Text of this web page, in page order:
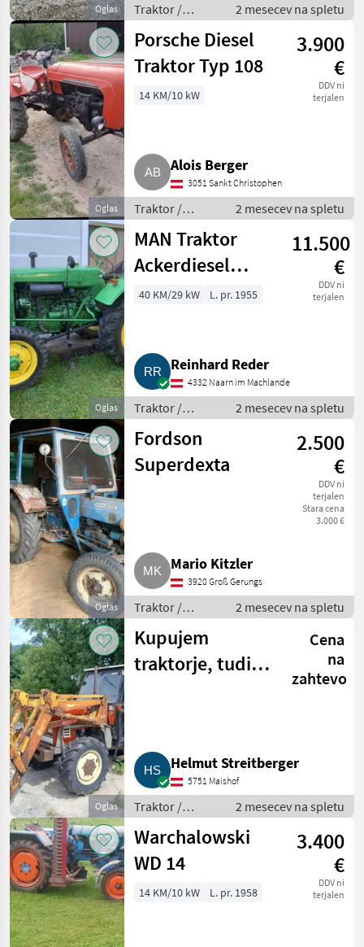
Oglas
Traktor /
Standardni
traktor
2 mesecev na spletu
Oglas
Porsche Diesel
Traktor Typ 108
3.900
€
DDV ni
terjalen
14 KM/10 kW
Alois Berger
3051 Sankt Christophen
Traktor /
Standardni
traktor
2 mesecev na spletu
Oglas
MAN Traktor
Ackerdiesel
AS440 A 4-Rad,
11.500
€
DDV ni
terjalen
40 KM/29 kW L. pr. 1955
Reinhard Reder
4332 Naarn im Machlande
Traktor /
Standardni
traktor
2 mesecev na spletu
Oglas
Fordson
Superdexta
2.500
€
DDV ni
terjalen
Stara cena
3.000 €
Mario Kitzler
3920 Groß Gerungs
Traktor /
Standardni
traktor
2 mesecev na spletu
Oglas
Kupujem
traktorje, tudi
Cena
na
zahtevo
Helmut Streitberger
5751 Maishof
Traktor /
Standardni
traktor
2 mesecev na spletu
Warchalowski
WD 14
3.400
€
DDV ni
terjalen
14 KM/10 kW L. pr. 1958